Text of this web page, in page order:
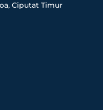
Ciputat Timur